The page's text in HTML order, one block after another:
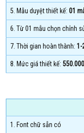
5. Mẫu duyệt thiết kế:01
6. Từ 01 mẫu chọn chỉnh
7. Thời gian hoàn thành:1-
8. Mức giá thiết kế:
1. Font chữ sẵn có